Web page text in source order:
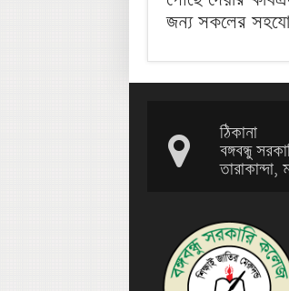
জন্য সকলের
ঠিকানা
বঙ্গবন্ধু
তারাকান্দা,